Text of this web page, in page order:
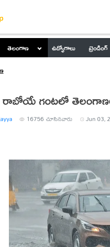
తెలంగాణ ఉద్యోగాలు ట్రెండింగ్
రాబోయే గంటలో
16756 చూసినవారు Jun 03,